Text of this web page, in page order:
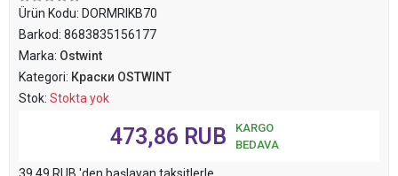
Ürün Kodu: DORMRIKB70
Barkod: 8683835156177
Marka: Ostwint
Kategori: Краски OSTWINT
Stok: Stokta yok
473,86 RUB
KARGO
BEDAVA